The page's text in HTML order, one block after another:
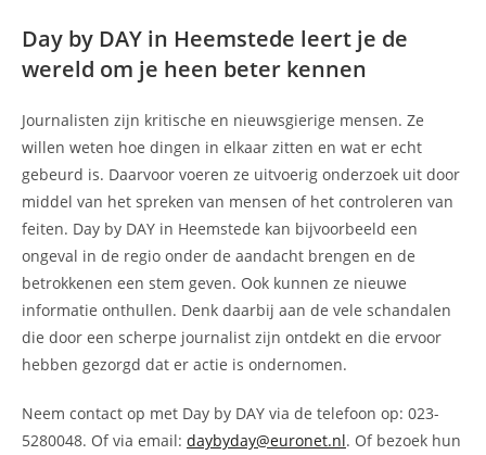
Day by DAY in Heemstede leert je de
wereld om je heen beter kennen
Journalisten zijn kritische en nieuwsgierige mensen. Ze
willen weten hoe dingen in elkaar zitten en wat er echt
gebeurd is. Daarvoor voeren ze uitvoerig onderzoek uit door
middel van het spreken van mensen of het controleren van
feiten. Day by DAY in Heemstede kan bijvoorbeeld een
ongeval in de regio onder de aandacht brengen en de
betrokkenen een stem geven. Ook kunnen ze nieuwe
informatie onthullen. Denk daarbij aan de vele schandalen
die door een scherpe journalist zijn ontdekt en die ervoor
hebben gezorgd dat er actie is ondernomen.
Neem contact op met Day by DAY via de telefoon op: 023-
5280048. Of via email: daybyday@euronet.nl. Of bezoek hun